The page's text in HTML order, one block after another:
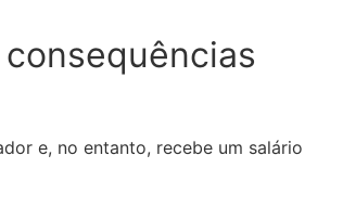
e, no entanto, recebe um salário